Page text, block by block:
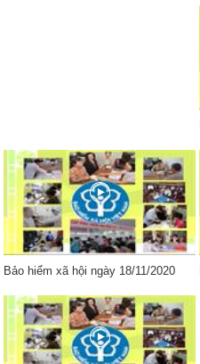
Bảo hiểm xã hội ngày 18/11/2020